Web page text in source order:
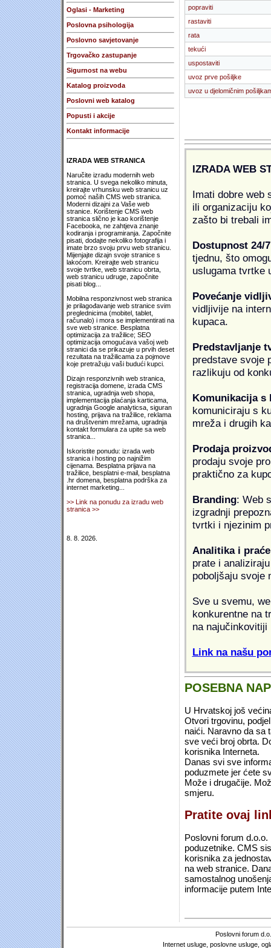
Oglasi - Marketing
Poslovna psihologija
Poslovno savjetovanje
Trgovačko zastupanje
Sigurnost na webu
Katalog proizvoda
Poslovni web katalog
Popusti i akcije
Kontakt informacije
IZRADA WEB STRANICA
Naručite izradu modernih web
stranica. U svega nekoliko minuta,
kreirajte vrhunsku web stranicu uz
pomoć naših CMS web stranica.
Moderni dizajni za Vaše web
stranice. Korištenje CMS web
stranica slično je kao korištenje
Facebooka, ne zahtjeva znanje
kodiranja i programiranja. Započnite
pisati, dodajte nekoliko fotografija i
imate brzo svoju prvu web stranicu.
Mijenjajte dizajn svoje stranice s
lakoćom. Kreirajte web stranicu
svoje tvrtke, web stranicu obrta,
web stranicu udruge, započnite
pisati blog...
Mobilna responzivnost web stranica
je prilagođavanje web stranice svim
preglednicima (mobitel, tablet,
računalo) i mora se implementirati na
sve web stranice. Besplatna
optimizacija za tražilice; SEO
optimizacija omogućava vašoj web
stranici da se prikazuje u prvih deset
rezultata na tražilicama za pojmove
koje pretražuju vaši budući kupci.
Dizajn responzivnih web stranica,
registracija domene, izrada CMS
stranica, ugradnja web shopa,
implementacija plaćanja karticama,
ugradnja Google analyticsa, siguran
hosting, prijava na tražilice, reklama
na društvenim mrežama, ugradnja
kontakt formulara za upite sa web
stranica...
Iskoristite ponudu: izrada web
stranica i hosting po najnižim
cijenama. Besplatna prijava na
tražilice, besplatni e-mail, besplatna
.hr domena, besplatna podrška za
internet marketing...
>> Link na ponudu za izradu web
stranica >>
8. 8. 2026.
popraviti
rastaviti
rata
tekući
uspostaviti
uvoz prve pošiljke
uvoz u djelomičnim
IZRADA WEB
Imati dobre web
ili organizaciju
zašto bi trebali
Dostupnost 24/7
tjednu, što
uslugama tvrtke
Povećanje
vidljivije na
kupaca.
Predstavljanje
predstave svoje
razlikuju od
Komunikacija s
komuniciraju s
mreža i drugih
Prodaja
prodaju svoje
praktično za
Branding: Web
izgradnji
tvrtki i njezinim
Analitika i
prate i
poboljšaju svoje
Sve u svemu,
konkurentne na
na najučinkovitiji
Link na našu
POSEBNA
U Hrvatskoj još
Otvori trgovinu,
naići. Naravno da sa
sve veći broj obrta.
korisnika Interneta.
Danas svi sve
poduzmete jer ćete
Može i drugačije.
smjeru.
Pratite ovaj
Poslovni forum
poduzetnike. CMS
korisnika za
na web stranice.
samostalnog
informacije putem
Poslovni forum
Internet usluge, poslovne usluge,